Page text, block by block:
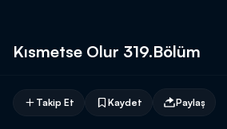
Kısmetse Olur 319.Bölüm
Takip Et Kaydet Paylaş